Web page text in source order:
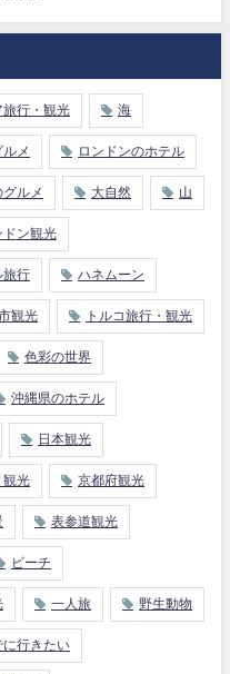
旅行・観光 海
メ ロンドンのホテル
ルメ 大自然 山
ドン観光
旅行 ハネムーン
観光 トルコ旅行・観光
色彩の世界
沖縄県のホテル
日本観光
観光 京都府観光
表参道観光
ビーチ
一人旅 野生動物
に行きたい